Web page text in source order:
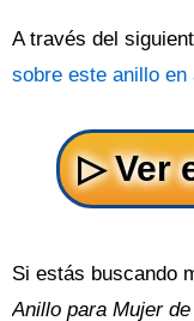
A través del
sobre este anillo en
Si estás buscando
Anillo para Mujer